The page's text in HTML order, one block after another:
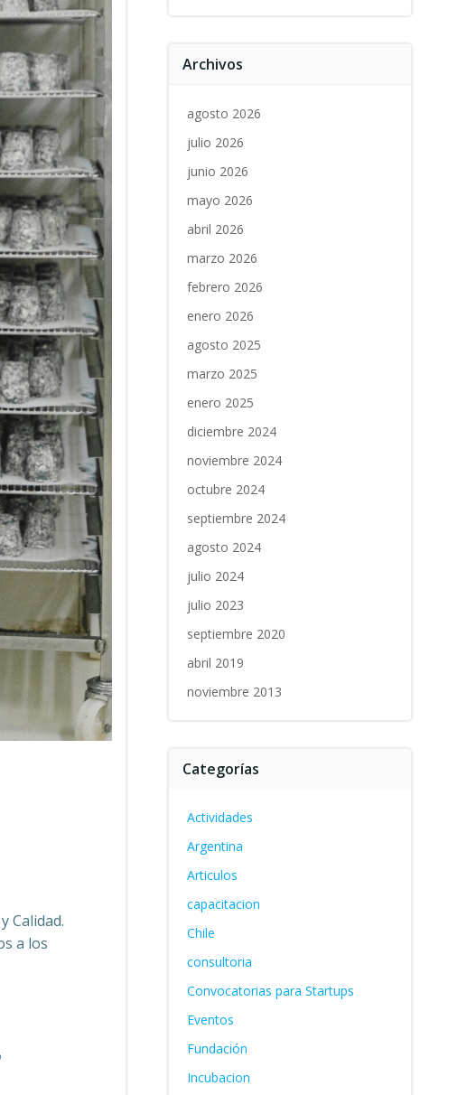
Calidad.
a los
Archivos
agosto 2026
julio 2026
junio 2026
mayo 2026
abril 2026
marzo 2026
febrero 2026
enero 2026
agosto 2025
marzo 2025
enero 2025
diciembre 2024
noviembre 2024
octubre 2024
septiembre 2024
agosto 2024
julio 2024
julio 2023
septiembre 2020
abril 2019
noviembre 2013
Categorías
Actividades
Argentina
Articulos
capacitacion
Chile
consultoria
Convocatorias para Startups
Eventos
Fundación
Incubacion